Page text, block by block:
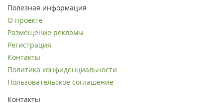
Полезная информация
О проекте
Размещение рекламы
Регистрация
Контакты
Политика конфиденциальности
Пользовательское соглашение
Контакты